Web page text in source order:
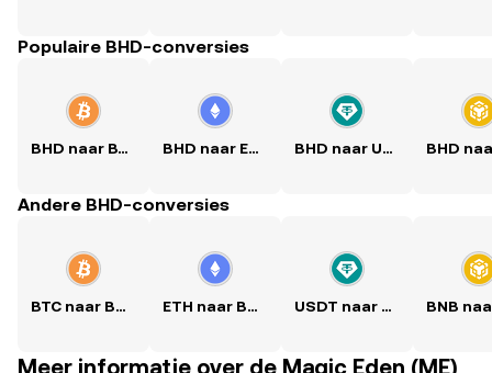
Populaire BHD-conversies
BHD naar BTC BHD naar ETH BHD naar USDT
Andere BHD-conversies
BTC naar BHD ETH naar BHD USDT naar BHD
Meer informatie over de Magic Eden (ME)